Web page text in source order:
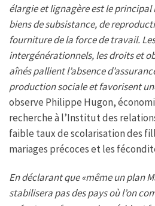
élargie et lignagère est le
biens de subsistance, de
fourniture de la force de travail.
intergénérationnels, les droits et
aînés pallient l’absence
production sociale et favorisent
observe Philippe Hugon,
recherche à l’Institut des
faible taux de scolarisation des
mariages précoces et les
En déclarant que «même un plan
stabilisera pas des pays où l’on